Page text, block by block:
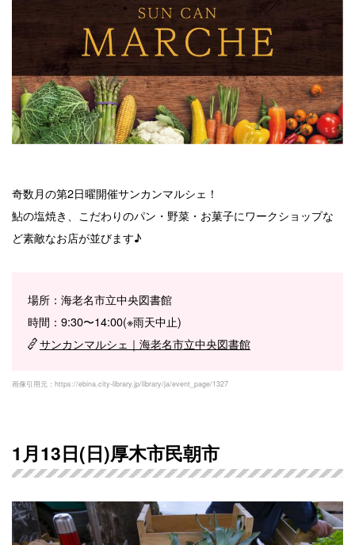
奇数月の第2日曜開催サンカンマルシェ！
鮎の塩焼き、こだわりのパン・野菜・お菓子にワークショップな
ど素敵なお店が並びます♪
場所：海老名市立中央図書館
時間：9:30〜14:00(※雨天中止)
サンカンマルシェ｜海老名市立中央図書館
画像引用元：https://ebina.city-library.jp/library/ja/event_page/1327
1月13日(日)厚木市民朝市